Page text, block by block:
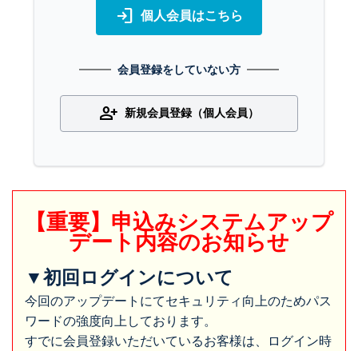
login 個人会員はこちら
会員登録をしていない方
person_add 新規会員登録（個人会員）
【重要】申込みシステムアップ
デート内容のお知らせ
▼初回ログインについて
今回のアップデートにてセキュリティ向上のためパス
ワードの強度向上しております。
すでに会員登録いただいているお客様は、ログイン時